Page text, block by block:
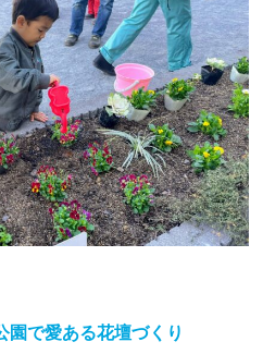
園で愛ある花壇づくり